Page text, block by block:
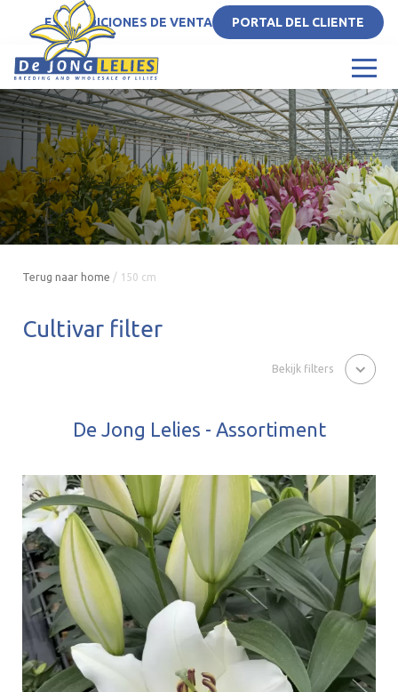
ESCONDICIONES DE VENTA PORTAL DEL CLIENTE
Terug naar home / 150 cm
Cultivar filter
Bekijk filters
De Jong Lelies - Assortiment